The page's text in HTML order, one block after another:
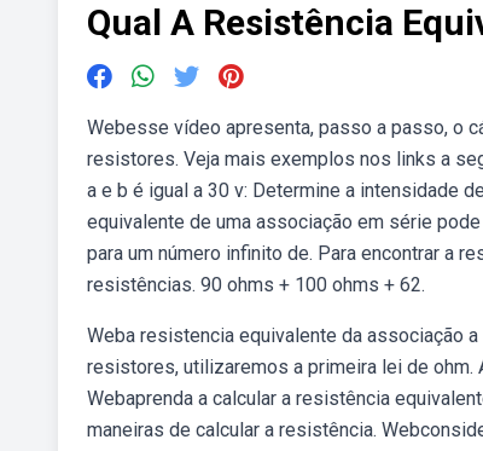
Qual A Resistência
Webesse vídeo apresenta, passo a passo, o
resistores. Veja mais exemplos nos links a
a e b é igual a 30 v: Determine a intensidade
equivalente de uma associação em série
para um número infinito de. Para encontrar a
resistências. 90 ohms + 100 ohms + 62.
Weba resistencia equivalente da associação
resistores, utilizaremos a primeira lei de
Webaprenda a calcular a resistência
maneiras de calcular a resistência.